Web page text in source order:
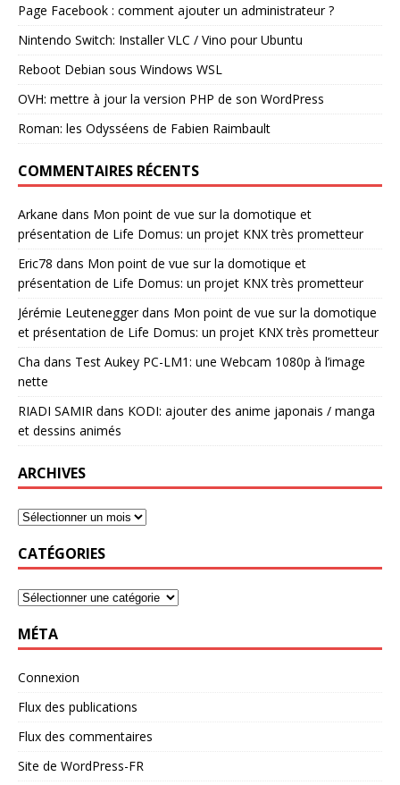
Page Facebook : comment ajouter un administrateur ?
Nintendo Switch: Installer VLC / Vino pour Ubuntu
Reboot Debian sous Windows WSL
OVH: mettre à jour la version PHP de son WordPress
Roman: les Odysséens de Fabien Raimbault
COMMENTAIRES RÉCENTS
Arkane dans Mon point de vue sur la domotique et
présentation de Life Domus: un projet KNX très prometteur
Eric78 dans Mon point de vue sur la domotique et
présentation de Life Domus: un projet KNX très prometteur
Jérémie Leuteneggerdans Mon point de vue sur la domotique
et présentation de Life Domus: un projet KNX très prometteur
Cha dans Test Aukey PC-LM1: une Webcam 1080p à l’image
nette
RIADI SAMIR dans KODI: ajouter des anime japonais / manga
et dessins animés
ARCHIVES
CATÉGORIES
MÉTA
Connexion
Flux des publications
Flux des commentaires
Site de WordPress-FR